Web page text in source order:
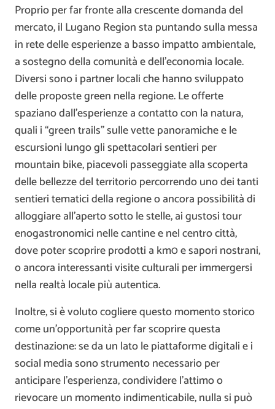
Proprio per far fronte alla crescente domanda del
mercato, il Lugano Region sta puntando sulla messa
in rete delle esperienze a basso impatto ambientale,
a sostegno della comunità e dell’economia locale.
Diversi sono i partner locali che hanno sviluppato
delle proposte green nella regione. Le offerte
spaziano dall’esperienze a contatto con la natura,
quali i “green trails” sulle vette panoramiche e le
escursioni lungo gli spettacolari sentieri per
mountain bike, piacevoli passeggiate alla scoperta
delle bellezze del territorio percorrendo uno dei tanti
sentieri tematici della regione o ancora possibilità di
alloggiare all’aperto sotto le stelle, ai gustosi tour
enogastronomici nelle cantine e nel centro città,
dove poter scoprire prodotti a km0 e sapori nostrani,
o ancora interessanti visite culturali per immergersi
nella realtà locale più autentica.
Inoltre, si è voluto cogliere questo momento storico
come un’opportunità per far scoprire questa
destinazione: se da un lato le piattaforme digitali e i
social media sono strumento necessario per
anticipare l’esperienza, condividere l’attimo o
rievocare un momento indimenticabile, nulla si può